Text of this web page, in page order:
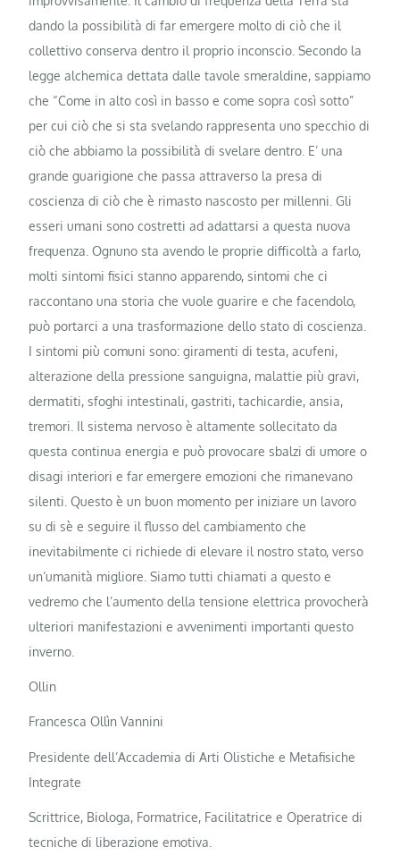
dando la possibilità di far emergere molto di ciò che il
collettivo conserva dentro il proprio inconscio. Secondo la
legge alchemica dettata dalle tavole smeraldine, sappiamo
che “Come in alto così in basso e come sopra così sotto”
per cui ciò che si sta svelando rappresenta uno specchio di
ciò che abbiamo la possibilità di svelare dentro. E’ una
grande guarigione che passa attraverso la presa di
coscienza di ciò che è rimasto nascosto per millenni. Gli
esseri umani sono costretti ad adattarsi a questa nuova
frequenza. Ognuno sta avendo le proprie difficoltà a farlo,
molti sintomi fisici stanno apparendo, sintomi che ci
raccontano una storia che vuole guarire e che facendolo,
può portarci a una trasformazione dello stato di coscienza.
I sintomi più comuni sono: giramenti di testa, acufeni,
alterazione della pressione sanguigna, malattie più gravi,
dermatiti, sfoghi intestinali, gastriti, tachicardie, ansia,
tremori. Il sistema nervoso è altamente sollecitato da
questa continua energia e può provocare sbalzi di umore o
disagi interiori e far emergere emozioni che rimanevano
silenti. Questo è un buon momento per iniziare un lavoro
su di sè e seguire il flusso del cambiamento che
inevitabilmente ci richiede di elevare il nostro stato, verso
un’umanità migliore. Siamo tutti chiamati a questo e
vedremo che l’aumento della tensione elettrica provocherà
ulteriori manifestazioni e avvenimenti importanti questo
inverno.
Ollin
Francesca Ollìn Vannini
Presidente dell’Accademia di Arti Olistiche e Metafisiche
Integrate
Scrittrice, Biologa, Formatrice, Facilitatrice e Operatrice di
tecniche di liberazione emotiva.